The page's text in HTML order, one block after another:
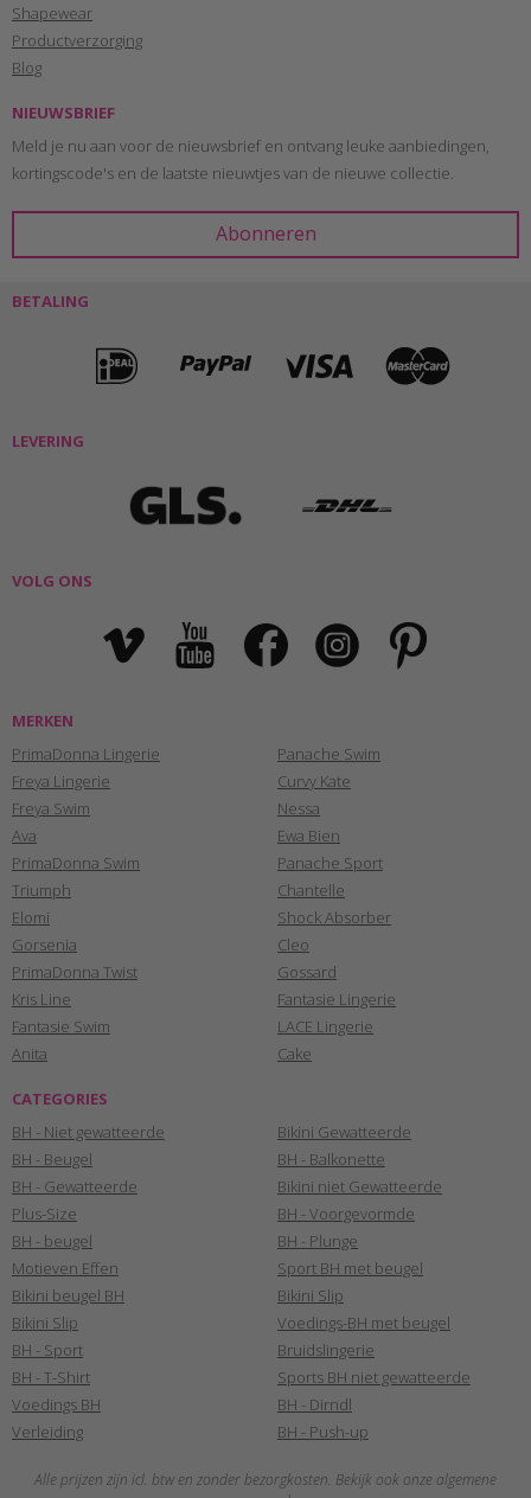
Shapewear
Productverzorging
Blog
NIEUWSBRIEF
Meld je nu aan voor de nieuwsbrief en ontvang leuke aanbiedingen,
kortingscode's en de laatste nieuwtjes van de nieuwe collectie.
BETALING
LEVERING
VOLG ONS
MERKEN
PrimaDonna Lingerie
Freya Lingerie
Freya Swim
Ava
PrimaDonna Swim
Triumph
Elomi
Gorsenia
PrimaDonna Twist
Kris Line
Fantasie Swim
Anita
Panache Swim
Curvy Kate
Nessa
Ewa Bien
Panache Sport
Chantelle
Shock Absorber
Cleo
Gossard
Fantasie Lingerie
LACE Lingerie
Cake
CATEGORIES
BH - Niet gewatteerde
BH - Beugel
BH - Gewatteerde
Plus-Size
BH - beugel
Motieven Effen
Bikini beugel BH
Bikini Slip
BH - Sport
BH - T-Shirt
Voedings BH
Verleiding
Bikini Gewatteerde
BH - Balkonette
Bikini niet Gewatteerde
BH - Voorgevormde
BH - Plunge
Sport BH met beugel
Bikini Slip
Voedings-BH met beugel
Bruidslingerie
Sports BH niet gewatteerde
BH - Dirndl
BH - Push-up
Alle prijzen zijn icl. btw en zonder bezorgkosten. Bekijk ook onze algemene